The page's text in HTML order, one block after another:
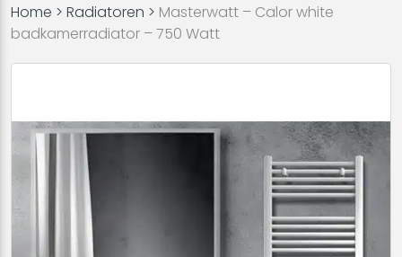
Home > Radiatoren > Masterwatt – Calor white
badkamerradiator – 750 Watt